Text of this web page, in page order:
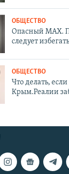
ОБЩЕСТВО
Опасный MAX.
следует
ОБЩЕСТВО
Что делать, если
Крым.Реалии